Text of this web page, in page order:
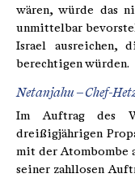
wären, würde das
unmittelbar
Israel ausreichen,
berechtigen würden.
Netanjahu – Chef-
Im Auftrag des
dreißigjährigen
mit der Atombombe
seiner zahllosen